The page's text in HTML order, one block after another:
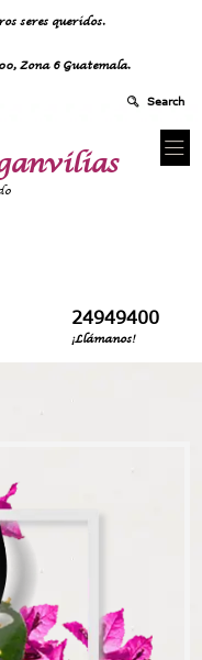
seres queridos.
Zona 6 Guatemala.
24949400
¡Llámanos!